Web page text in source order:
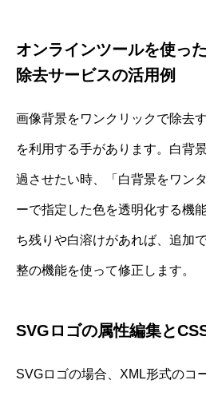
オンラインツールを使っ
除去サービスの活用例
画像背景をワンクリックで除去
を利用する手があります。白背
過させたい時、「白背景をワン
ーで指定した色を透明化する機
ち残りや白溶けがあれば、追加
整の機能を使って修正します。
SVGロゴの属性編集と
SVGロゴの場合、XML形式のコ